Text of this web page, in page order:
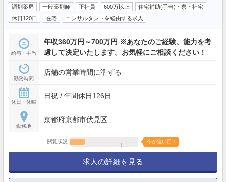
調剤薬局 一般薬剤師 正社員 600万以上
住宅補助(手当)・寮・社宅
休日120日
在宅 コンサルタントを経由する求人
給与・手当
年収360万円～700万円 ※あなたのご経験、能力を考
慮して決定いたします。お気軽にご相談ください！
勤務時間
店舗の営業時間に準ずる
休日・休暇
日祝 / 年間休日126日
勤務地
京都府京都市伏見区
閲覧状況 今が狙い目！
求人の詳細を見る